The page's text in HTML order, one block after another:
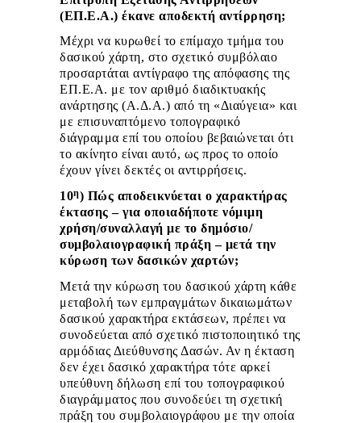
(ΕΠ.Ε.Α.) έκανε αποδεκτή αντίρρηση;
Μέχρι να κυρωθεί το επίμαχο τμήμα του
δασικού χάρτη, στο σχετικό συμβόλαιο
προσαρτάται αντίγραφο της απόφασης της
ΕΠ.Ε.Α. με τον αριθμό διαδικτυακής
ανάρτησης (Α.Δ.Α.) από τη «Διαύγεια» και
με επισυναπτόμενο τοπογραφικό
διάγραμμα επί του οποίου βεβαιώνεται ότι
το ακίνητο είναι αυτό, ως προς το οποίο
έχουν γίνει δεκτές οι αντιρρήσεις.
10η) Πώς αποδεικνύεται ο χαρακτήρας
έκτασης – για οποιαδήποτε νόμιμη
χρήση/συναλλαγή με το δημόσιο/
συμβολαιογραφική πράξη – μετά την
κύρωση των δασικών χαρτών;
Μετά την κύρωση του δασικού χάρτη κάθε
μεταβολή των εμπραγμάτων δικαιωμάτων
δασικού χαρακτήρα εκτάσεων, πρέπει να
συνοδεύεται από σχετικό πιστοποιητικό της
αρμόδιας Διεύθυνσης Δασών. Αν η έκταση
δεν έχει δασικό χαρακτήρα τότε αρκεί
υπεύθυνη δήλωση επί του τοπογραφικού
διαγράμματος που συνοδεύει τη σχετική
πράξη του συμβολαιογράφου με την οποία